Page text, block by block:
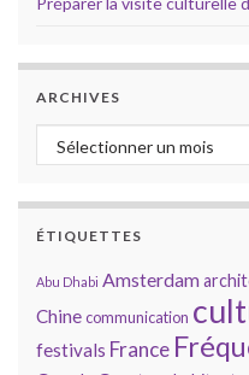
ARCHIVES
Archives
ÉTIQUETTES
Abu Dhabi Amsterdam
Chinecommunication
festivals France